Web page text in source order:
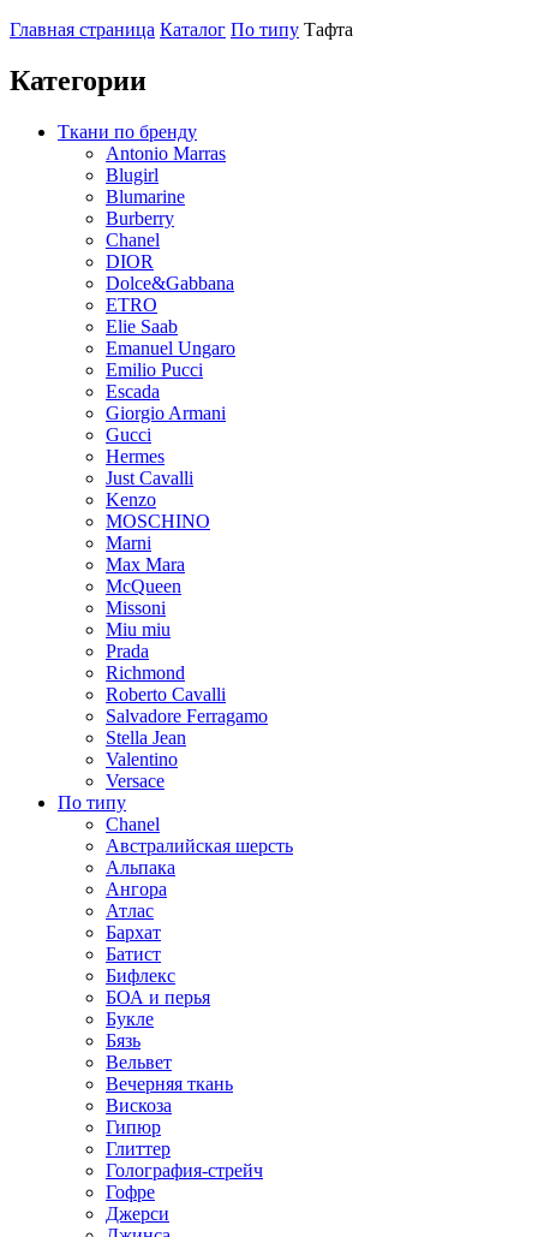
Главная страница Каталог По типу Тафта
Категории
Ткани по бренду
Antonio Marras
Blugirl
Blumarine
Burberry
Chanel
DIOR
Dolce&Gabbana
ETRO
Elie Saab
Emanuel Ungaro
Emilio Pucci
Escada
Giorgio Armani
Gucci
Hermes
Just Cavalli
Kenzo
MOSCHINO
Marni
Max Mara
McQueen
Missoni
Miu miu
Prada
Richmond
Roberto Cavalli
Salvadore Ferragamo
Stella Jean
Valentino
Versace
По типу
Chanel
Австралийская шерсть
Альпака
Ангора
Атлас
Бархат
Батист
Бифлекс
БОА и перья
Букле
Бязь
Вельвет
Вечерняя ткань
Вискоза
Гипюр
Глиттер
Голография-стрейч
Гофре
Джерси